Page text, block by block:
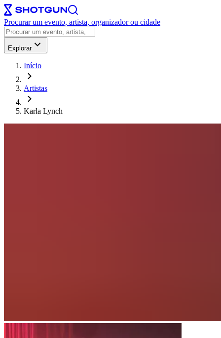
Procurar um evento, artista, organizador ou cidade
Explorar
Início
Artistas
Karla Lynch